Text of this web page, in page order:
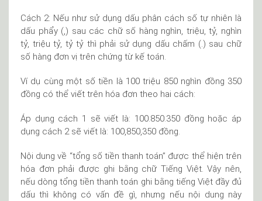
Cách 2: Nếu như sử dụng dấu phân cách số tự nhiên là
dấu phẩy (,) sau các chữ số hàng nghìn, triệu, tỷ, nghìn
tỷ, triệu tỷ, tỷ tỷ thì phải sử dụng dấu chấm (.) sau chữ
số hàng đơn vị trên chứng từ kế toán.
Ví dụ cùng một số tiền là 100 triệu 850 nghìn đồng 350
đồng có thể viết trên hóa đơn theo hai cách:
Áp dụng cách 1 sẽ viết là: 100.850.350 đồng hoặc áp
dụng cách 2 sẽ viết là: 100,850,350 đồng.
Nội dung về “tổng số tiền thanh toán” được thể hiện trên
hóa đơn phải được ghi bằng chữ Tiếng Việt. Vậy nên,
nếu dòng tổng tiền thanh toán ghi bằng tiếng Việt đầy đủ
dấu thì không có vấn đề gì, nhưng nếu nội dung này